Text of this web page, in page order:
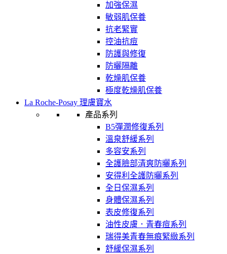
加強保濕
敏弱肌保養
抗老緊實
控油抗痘
防護與修復
防曬隔離
乾燥肌保養
極度乾燥肌保養
La Roche-Posay 理膚寶水
產品系列
B5彈潤修復系列
溫泉舒緩系列
多容安系列
全護臉部清爽防曬系列
安得利全護防曬系列
全日保濕系列
身體保濕系列
表皮修復系列
油性皮膚．青春痘系列
瑞得美青春無痕緊緻系列
舒緩保濕系列